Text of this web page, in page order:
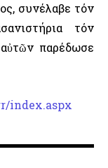
συνέλαβε τόν
τόν
παρέδωσε
index.aspx